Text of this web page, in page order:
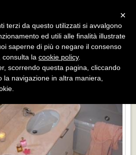
« »
IN MARMO ROSA PORTOGALLO
×
terzi da questo utilizzati si avvalgono
ed utili alle finalità illustrate
saperne di più o negare il consenso
consulta la cookie policy.
scorrendo questa pagina, cliccando
navigazione in altra maniera,